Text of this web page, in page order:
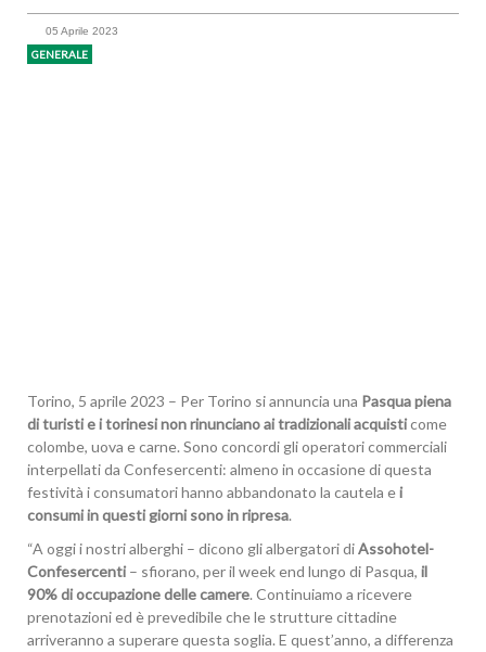
05 Aprile 2023
GENERALE
Torino, 5 aprile 2023 – Per Torino si annuncia una Pasqua piena
di turisti e i torinesi non rinunciano ai tradizionali acquisticome
colombe, uova e carne. Sono concordi gli operatori commerciali
interpellati da Confesercenti: almeno in occasione di questa
festività i consumatori hanno abbandonato la cautela ei
consumi in questi giorni sono in ripresa.
“A oggi i nostri alberghi – dicono gli albergatori diAssohotel-
Confesercenti– sfiorano, per il week end lungo di Pasqua, il
90% di occupazione delle camere. Continuiamo a ricevere
prenotazioni ed è prevedibile che le strutture cittadine
arriveranno a superare questa soglia. E quest’anno, a differenza